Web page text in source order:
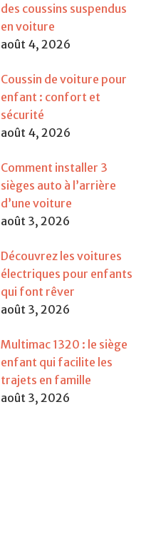
des coussins suspendus
en voiture
août 4, 2026
Coussin de voiture pour
enfant : confort et
sécurité
août 4, 2026
Comment installer 3
sièges auto à l’arrière
d’une voiture
août 3, 2026
Découvrez les voitures
électriques pour enfants
qui font rêver
août 3, 2026
Multimac 1320 : le siège
enfant qui facilite les
trajets en famille
août 3, 2026